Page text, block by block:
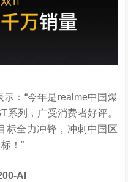
：“今年是realme中国爆
系列，广受消费者好评。
标全力冲锋，冲刺中国区
！”
AI